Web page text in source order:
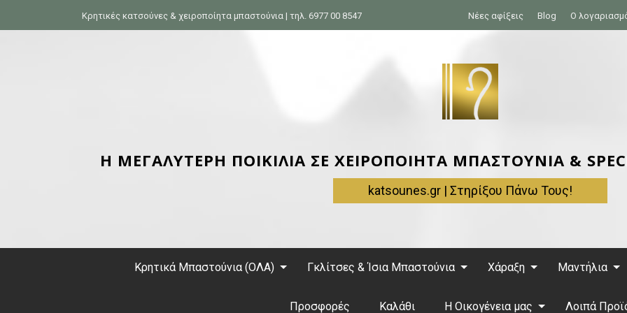
Κρητικές κατσούνες & χειροποίητα μπαστούνια | τηλ. 6977 00 8547 Νέες αφίξεις Blog Ο
Η ΜΕΓΑΛΥΤΕΡΗ ΠΟΙΚΙΛΙΑ ΣΕ ΧΕΙΡΟΠΟΙΗΤΑ ΜΠΑΣΤΟΥΝΙΑ &
katsounes.gr | Στηρίξου Πάνω Τους!
Κρητικά Μπαστούνια (ΟΛΑ) Γκλίτσες & Ίσια Μπαστούνια Χάραξη Μαντήλια
Προσφορές Καλάθι Η Οικογένεια μας Λοιπά